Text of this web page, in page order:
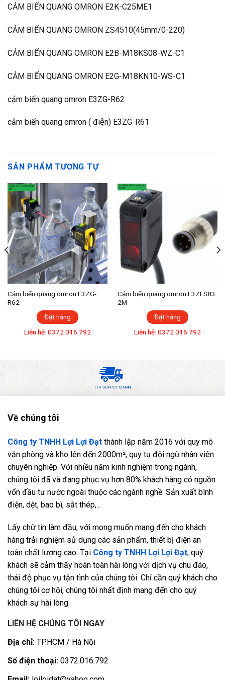
CẢM BIẾN QUANG OMRON E2K-C25ME1
CẢM BIẾN QUANG OMRON ZS4510(45mm/0-220)
CẢM BIẾN QUANG OMRON E2B-M18KS08-WZ-C1
CẢM BIẾN QUANG OMRON E2G-M18KN10-WS-C1
cảm biến quang omron E3ZG-R62
cảm biến quang omron ( điện) E3ZG-R61
SẢN PHẨM TƯƠNG TỰ
Cảm biến quang omron E3ZG-
R62
Đặt hàng
Liên hệ: 0372 016 792
Cảm biến quang omron E3ZLS83
2M
Đặt hàng
Liên hệ: 0372 016 792
Về chúng tôi
Công ty TNHH Lợi Lợi Đạt thành lập năm 2016 với quy mô
văn phòng và kho lên đến 2000m², quy tụ đội ngũ nhân viên
chuyên nghiệp. Với nhiều năm kinh nghiệm trong ngành,
chúng tôi đã và đang phục vụ hơn 80% khách hàng có nguồn
vốn đầu tư nước ngoài thuộc các ngành nghề: Sản xuất bình
điện, dệt, bao bì, sắt thép,...
Lấy chữ tín làm đầu, với mong muốn mang đến cho khách
hàng trải nghiệm sử dụng các sản phẩm, thiết bị điện an
toàn chất lượng cao. Tại Công ty TNHH Lợi Lợi Đạt, quý
khách sẽ cảm thấy hoàn toàn hài lòng với dịch vụ chu đáo,
thái độ phục vụ tận tình của chúng tôi. Chỉ cần quý khách cho
chúng tôi cơ hội, chúng tôi nhất định mang đến cho quý
khách sự hài lòng.
LIÊN HỆ CHÚNG TÔI NGAY
Địa chỉ: TP.HCM / Hà Nội
Số điện thoại: 0372.016.792